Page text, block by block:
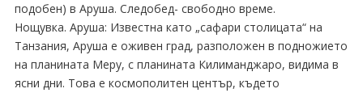
подобен) в Аруша. Следобед- свободно време.
Нощувка. Аруша: Известна като „сафари столицата“ на
Танзания, Аруша е оживен град, разположен в подножието
на планината Меру, с планината Килиманджаро, видима в
ясни дни. Това е космополитен център, където